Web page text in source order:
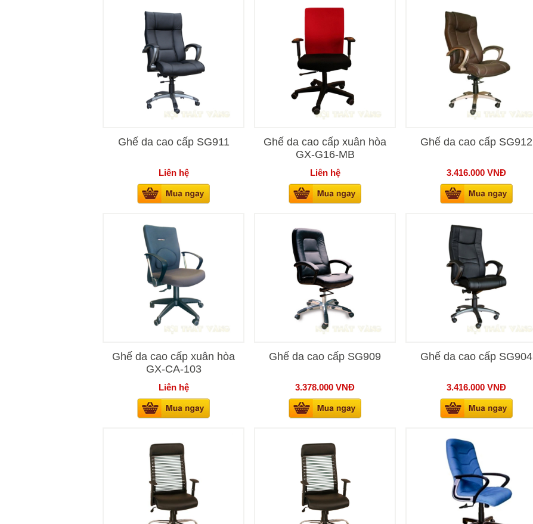
Ghế da cao cấp SG911
Liên hệ
Ghế da cao cấp xuân hòa
GX-G16-MB
Liên hệ
Ghế da cao cấp SG912
3.416.000 VNĐ
Ghế da cao cấp xuân hòa
GX-CA-103
Liên hệ
Ghế da cao cấp SG909
3.378.000 VNĐ
Ghế da cao cấp SG904
3.416.000 VNĐ